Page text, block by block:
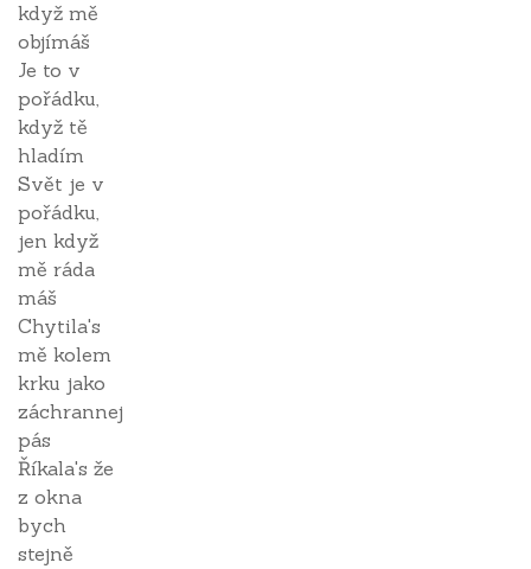
když mě
objímáš
Je to v
pořádku,
když tě
hladím
Svět je v
pořádku,
jen když
mě ráda
máš
Chytila's
mě kolem
krku jako
záchrannej
pás
Říkala's že
z okna
bych
stejně